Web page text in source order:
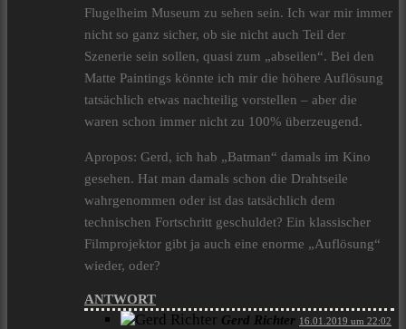
Flugelheim Museum zu sehen sein. Ich war mir immer
nicht so ganz sicher, ob sie nicht auch Teil der
Szenerie sein sollen, quasi zum „abseilen“. Bei den
Matte Paintings könnte ich mir die höhere Auflösung
tatsächlich etwas nachteilig vorstellen – aber die
waren schon immer nicht zu 100% überzeugend.
Apropos: Gerd, ich hab „Batman“ damals im Kino
gesehen. Hat man damals schon die Drahtseile
wahrgenommen oder ist das tatsächlich dem
technischen Fortschritt geschuldet? Ein klassischer
Filmprojektor gibt ja auch eine enorme „Auflösung“
wieder, oder?
ANTWORT
Gerd Richter 16.01.2019 um 22:02